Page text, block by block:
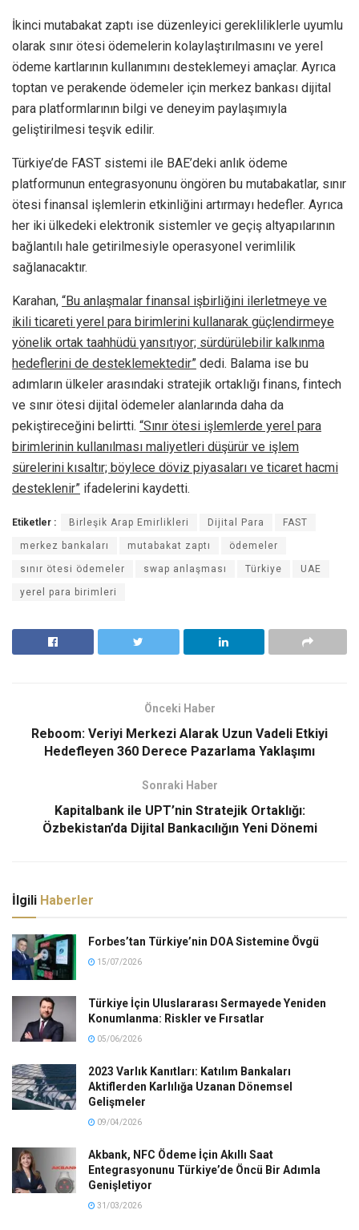
İkinci mutabakat zaptı ise düzenleyici gerekliliklerle uyumlu
olarak sınır ötesi ödemelerin kolaylaştırılmasını ve yerel
ödeme kartlarının kullanımını desteklemeyi amaçlar. Ayrıca
toptan ve perakende ödemeler için merkez bankası dijital
para platformlarının bilgi ve deneyim paylaşımıyla
geliştirilmesi teşvik edilir.
Türkiye’de FAST sistemi ile BAE’deki anlık ödeme
platformunun entegrasyonunu öngören bu mutabakatlar, sınır
ötesi finansal işlemlerin etkinliğini artırmayı hedefler. Ayrıca
her iki ülkedeki elektronik sistemler ve geçiş altyapılarının
bağlantılı hale getirilmesiyle operasyonel verimlilik
sağlanacaktır.
Karahan, “Bu anlaşmalar finansal işbirliğini ilerletmeye ve
ikili ticareti yerel para birimlerini kullanarak güçlendirmeye
yönelik ortak taahhüdü yansıtıyor; sürdürülebilir kalkınma
hedeflerini de desteklemektedir” dedi. Balama ise bu
adımların ülkeler arasındaki stratejik ortaklığı finans, fintech
ve sınır ötesi dijital ödemeler alanlarında daha da
pekiştireceğini belirtti. “Sınır ötesi işlemlerde yerel para
birimlerinin kullanılması maliyetleri düşürür ve işlem
sürelerini kısaltır; böylece döviz piyasaları ve ticaret hacmi
desteklenir” ifadelerini kaydetti.
Etiketler : Birleşik Arap Emirlikleri Dijital Para FAST
merkez bankaları mutabakat zaptı ödemeler
sınır ötesi ödemeler swap anlaşması Türkiye UAE
yerel para birimleri
Önceki Haber
Reboom: Veriyi Merkezi Alarak Uzun Vadeli Etkiyi
Hedefleyen 360 Derece Pazarlama Yaklaşımı
Sonraki Haber
Kapitalbank ile UPT’nin Stratejik Ortaklığı:
Özbekistan’da Dijital Bankacılığın Yeni Dönemi
İlgili Haberler
Forbes’tan Türkiye’nin DOA Sistemine Övgü
15/07/2026
Türkiye İçin Uluslararası Sermayede Yeniden
Konumlanma: Riskler ve Fırsatlar
05/06/2026
2023 Varlık Kanıtları: Katılım Bankaları
Aktiflerden Karlılığa Uzanan Dönemsel
Gelişmeler
09/04/2026
Akbank, NFC Ödeme İçin Akıllı Saat
Entegrasyonunu Türkiye’de Öncü Bir Adımla
Genişletiyor
31/03/2026